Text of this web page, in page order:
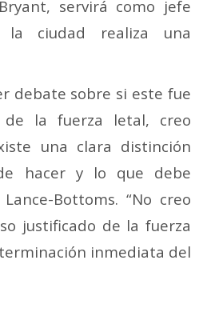
servirá como jefe
la ciudad realiza una
debate sobre si este fue
la fuerza letal, creo
una clara distinción
hacer y lo que debe
Bottoms. “No creo
justificado de la fuerza
inmediata del